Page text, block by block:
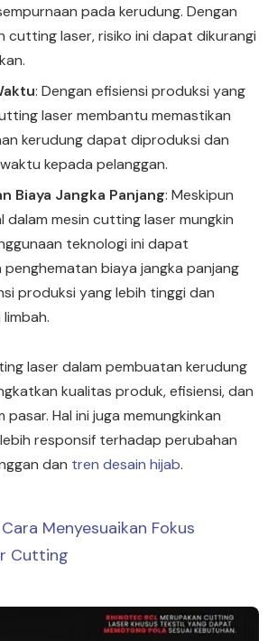
pada kerudung. Dengan
cutting laser, risiko ini dapat dikurangi
: Dengan efisiensi produksi yang
laser membantu memastikan
kerudung dapat diproduksi dan
kepada pelanggan.
Biaya Jangka Panjang: Meskipun
dalam mesin cutting laser mungkin
teknologi ini dapat
penghematan biaya jangka panjang
produksi yang lebih tinggi dan
laser dalam pembuatan kerudung
kualitas produk, efisiensi, dan
pasar. Hal ini juga memungkinkan
responsif terhadap perubahan
dan tren desain hijab.
Cara Menyesuaikan Fokus
Cutting